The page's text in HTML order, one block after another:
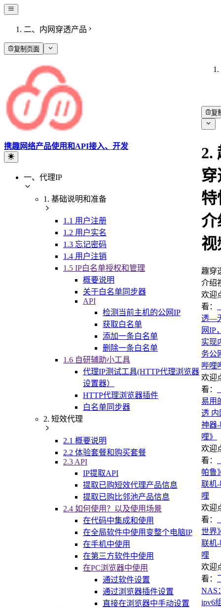
二、内网穿透产品
复制页面
携趣网络产品使用和API接入、开发
一、代理IP
1. 基础说明和准备
1.1 用户注册
1.2 用户实名
1.3 忘记密码
1.4 用户注销
1.5 IP白名单授权和管理
概要说明
关于白名单同步器
API
检测当前主机的公网IP
获取白名单
添加一条白名单
删除一条白名单
1.6 自研辅助小工具
代理IP测试工具(HTTP代理浏览器
设置器）
HTTP代理浏览器插件
白名单同步器
2. 短效代理
2.1 概要说明
2.2 体验套餐和购买套餐
2.3 API
IP提取API
提取已购短效代理产品信息
提取已购比邻池产品信息
2.4 如何使用？以及使用场景
在代码中集成和使用
在全局软件中使用变整个电脑IP
在手机中使用
在第三方软件中使用
在PC浏览器中使用
通过软件设置
通过浏览器插件设置
直接在浏览器中手动设置
复
2.
穿
特
介
视
趣穿
介绍
欢迎
看：
透—
网IP
实现
务公
哔哩
欢迎
看：
易用
透 内
神器
哩》
欢迎
看：
帕鲁
联机
哩
欢迎
看：
世界
联机
哩
欢迎
看：
NAS
ipv6